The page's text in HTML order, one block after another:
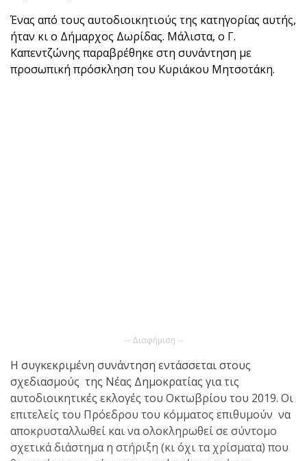
Ένας από τους αυτοδιοικητιούς της κατηγορίας αυτής,
ήταν κι ο Δήμαρχος Δωρίδας. Μάλιστα, ο Γ.
Καπεντζώνης παραβρέθηκε στη συνάντηση με
προσωπική πρόσκληση του Κυριάκου Μητσοτάκη.
-- Διαφήμιση --
Η συγκεκριμένη συνάντηση εντάσσεται στους
σχεδιασμούς της Νέας Δημοκρατίας για τις
αυτοδιοικητικές εκλογές του Οκτωβρίου του 2019. Οι
επιτελείς του Πρόεδρου του κόμματος επιθυμούν να
αποκρυσταλλωθεί και να ολοκληρωθεί σε σύντομο
σχετικά διάστημα η στήριξη (κι όχι τα χρίσματα) που